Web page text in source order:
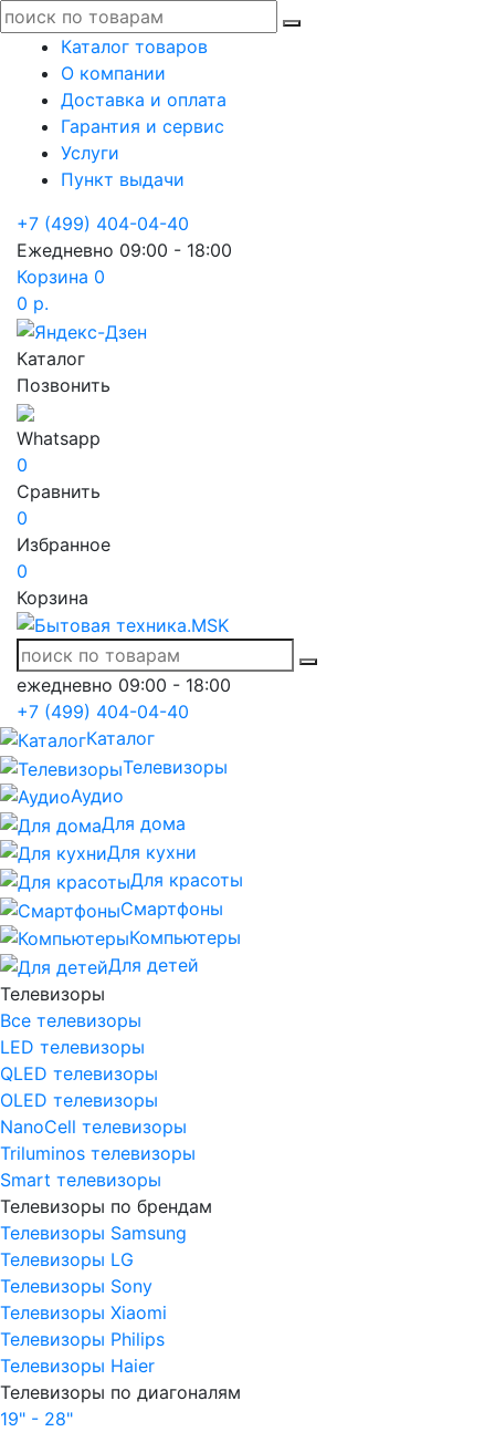
Каталог товаров
О компании
Доставка и оплата
Гарантия и сервис
Услуги
Пункт выдачи
+7 (499) 404-04-40
Ежедневно 09:00 - 18:00
Корзина 0
0 р.
Каталог
Позвонить
Whatsapp
0
Сравнить
0
Избранное
0
Корзина
ежедневно 09:00 - 18:00
+7 (499) 404-04-40
Каталог
Телевизоры
Аудио
Для дома
Для кухни
Для красоты
Смартфоны
Компьютеры
Для детей
Телевизоры
Все телевизоры
LED телевизоры
QLED телевизоры
OLED телевизоры
NanoCell телевизоры
Triluminos телевизоры
Smart телевизоры
Телевизоры по брендам
Телевизоры Samsung
Телевизоры LG
Телевизоры Sony
Телевизоры Xiaomi
Телевизоры Philips
Телевизоры Haier
Телевизоры по диагоналям
19" - 28"